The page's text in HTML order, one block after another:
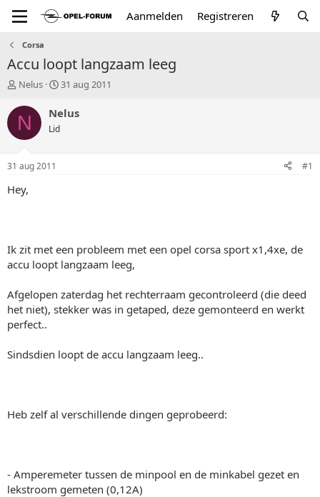
Aanmelden Registreren
Corsa
Accu loopt langzaam leeg
T
p
a
r
t
Nelus
S
a
31 aug 2011
N Nelus
Lid
31 aug 2011 #1
Hey,
Ik zit met een probleem met een opel corsa sport x1,4xe, de
accu loopt langzaam leeg,
Afgelopen zaterdag het rechterraam gecontroleerd (die deed
het niet), stekker was in getaped, deze gemonteerd en werkt
perfect..
Sindsdien loopt de accu langzaam leeg..
Heb zelf al verschillende dingen geprobeerd:
- Amperemeter tussen de minpool en de minkabel gezet en
lekstroom gemeten (0,12A)